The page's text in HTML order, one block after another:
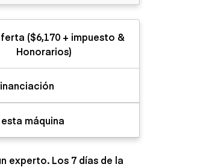
($6,170 + impuesto &
Honorarios)
máquina
experto. Los 7 días de la